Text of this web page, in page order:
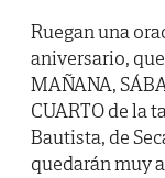
Ruegan una
aniversario,
MAÑANA,
CUARTO de la
Bautista, de
quedarán muy